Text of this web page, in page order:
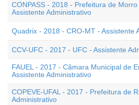
CONPASS - 2018 - Prefeitura de
Assistente Administrativo
Quadrix - 2018 - CRO-MT - Assistente
CCV-UFC - 2017 - UFC - Assistente
FAUEL - 2017 - Câmara Municipal de
Assistente Administrativo
COPEVE-UFAL - 2017 - Prefeitura de
Administrativo